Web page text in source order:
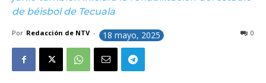
de béisbol de Tecuala
Por Redacción de NTV - 18 mayo, 2025 0